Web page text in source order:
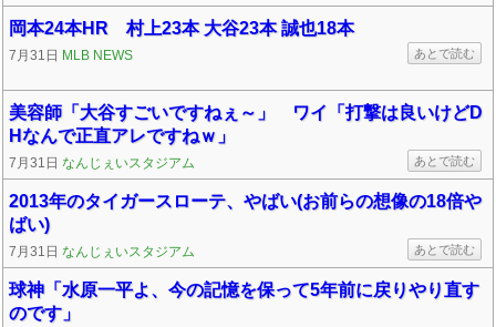
岡本24本HR 村上23本 大谷23本 誠也18本
7月31日 MLB NEWS あとで読む
美容師「大谷すごいですねぇ～」 ワイ「打撃は良いけどD
Hなんで正直アレですねｗ」
7月31日 なんじぇいスタジアム あとで読む
2013年のタイガースローテ、やばい(お前らの想像の18倍や
ばい)
7月31日 なんじぇいスタジアム あとで読む
球神「水原一平よ、今の記憶を保って5年前に戻りやり直す
のです」